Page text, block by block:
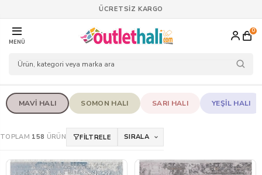
ÜCRETSİZ KARGO
MENÜ
0
MAVI HALI SOMON HALI SARI HALI YEŞIL HALI
TOPLAM 158 ÜRÜN FİLTRELE SIRALA